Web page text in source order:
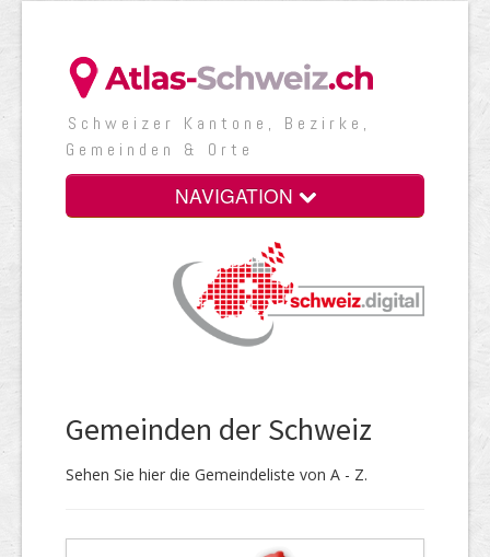
Schweizer Kantone, Bezirke,
Gemeinden & Orte
NAVIGATION
Gemeinden der Schweiz
Sehen Sie hier die Gemeindeliste von A - Z.